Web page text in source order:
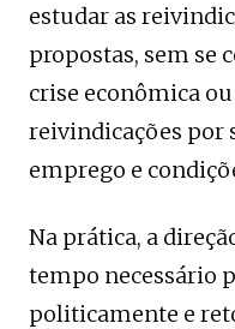
estudar as
propostas, sem se
crise econômica
reivindicações por
emprego e
Na prática, a
tempo necessário
politicamente e